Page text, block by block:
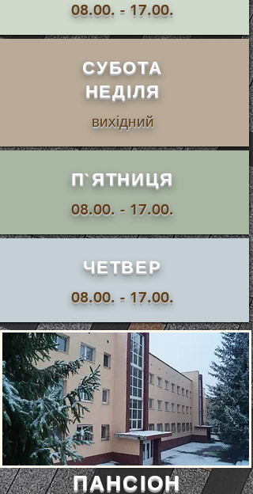
08.00. - 17.00.
СУБОТА
НЕДІЛЯ
вихідний
П`ЯТНИЦЯ
08.00. - 17.00.
ЧЕТВЕР
08.00. - 17.00.
ПАНСІОН